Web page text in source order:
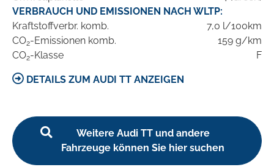
VERBRAUCH UND EMISSIONEN NACH WLTP:
Kraftstoffverbr. komb.
7,0 l/100km
CO2-Emissionen komb.
159 g/km
CO2-Klasse F
DETAILS ZUM AUDI TT ANZEIGEN
Weitere Audi TT und andere
Fahrzeuge können Sie hier suchen